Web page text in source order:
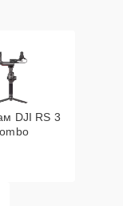
DJI RS 3